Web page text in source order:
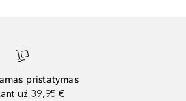
pristatymas
už 39,95 €